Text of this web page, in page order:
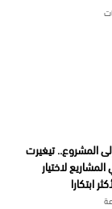
المشروع.. تيغيرت
لاختيار
ابتكارا